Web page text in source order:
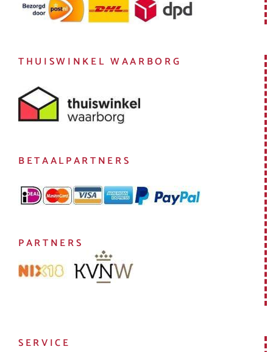
THUISWINKEL WAARBORG
BETAALPARTNERS
PARTNERS
SERVICE